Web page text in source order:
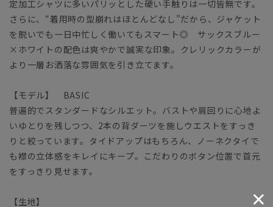
定加工シャツに多いパリッとした硬い手触りは一切皆無です。
さらに、“着用時の型崩れはほとんどなし”だから、ジャケット
を脱いでも一日中忙しく働いてもスマート◎ サックスブルー
×ホワイトの配色は爽やかで誠実な印象。クレリックカラーが
より一層お洒落な雰囲気を引き立てます。
【モデル】 BASIC
普遍的でスタンダードなシルエット。バストや肩回りに心地よ
いゆとりを残しつつ、2本の背ダーツを施しウエストをすっき
りと絞っています。タイドアップはもちろん、ノーネクタイで
も襟の立体感をキレイにキープ。こだわりのボタン位置で首元
をすっきり見せます。
【生地】